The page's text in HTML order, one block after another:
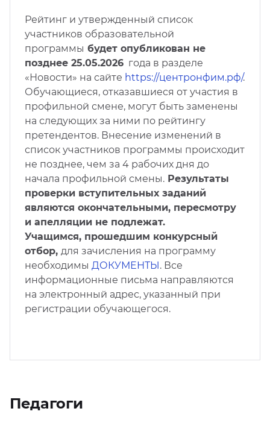
Рейтинг и утвержденный список
участников образовательной
программы будет опубликован не
позднее 25.05.2026 года в разделе
«Новости» на сайте https://центронфим.рф/.
Обучающиеся, отказавшиеся от участия в
профильной смене, могут быть заменены
на следующих за ними по рейтингу
претендентов. Внесение изменений в
список участников программы происходит
не позднее, чем за 4 рабочих дня до
начала профильной смены. Результаты
проверки вступительных заданий
являются окончательными, пересмотру
и апелляции не подлежат.
Учащимся, прошедшим конкурсный
отбор, для зачисления на программу
необходимы ДОКУМЕНТЫ. Все
информационные письма направляются
на электронный адрес, указанный при
регистрации обучающегося.
Педагоги